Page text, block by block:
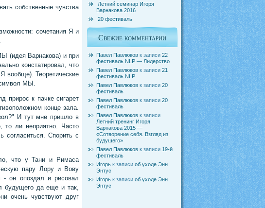
собственные чувства
сочетания Я и
(идея Варнакова) и при
констатировал, что
вообще). Теоретические
символ МЫ.
прирос к пачке сигарет
конце зала.
И тут мне пришло в
то ли неприятно. Часто
Спорить с
что у Тани и Римаса
пару Лору и Вову
он опоздал и рисовал
будущего да еще и так,
очень чувствуют друг
Летний семинар Игоря
Варнакова 2016
20 фестиваль
Свежие комментарии
Павел Павлюков к записи 22
фестиваль NLP — Лидерство
Павел Павлюков к записи 21
фестиваль NLP
Павел Павлюков к записи 20
фестиваль
Павел Павлюков к записи 20
фестиваль
Павел Павлюков к записи
Летний тренинг Игоря
Варнакова 2015 —
«Сотворение себя. Взгляд из
будущего»
Павел Павлюков к записи 19-й
фестиваль
Игорь к записи об уходе Энн
Энтус
Игорь к записи об уходе Энн
Энтус